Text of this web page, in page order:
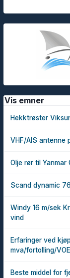
Vis emner
Hekktrøster
VHF/AIS antenne
Olje rør til Yanmar
Scand dynamic
Windy 16 m/sek
vind
Erfaringer ved
mva/fortolling/
Beste middel for